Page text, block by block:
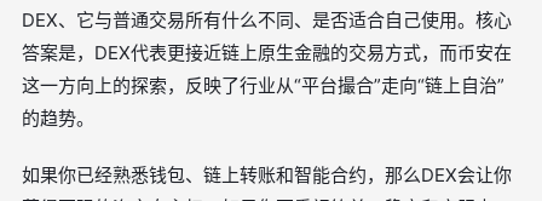
DEX、它与普通交易所有什么不同、是否适合自己使用。核心
答案是，DEX代表更接近链上原生金融的交易方式，而币安在
这一方向上的探索，反映了行业从“平台撮合”走向“链上自治”
的趋势。
如果你已经熟悉钱包、链上转账和智能合约，那么DEX会让你